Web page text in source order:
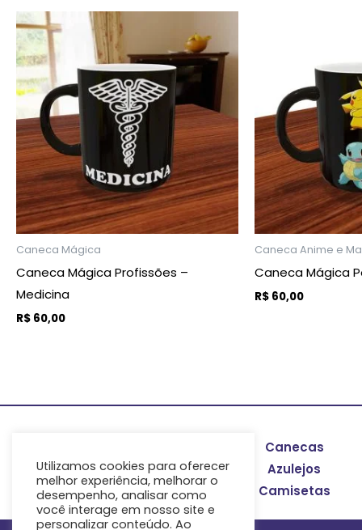
Caneca Mágica
Caneca Mágica Profissões –
Medicina
R$ 60,00
Caneca Anime e
Caneca Mágica
R$ 60,00
Canecas
Azulejos
Camisetas
Utilizamos cookies para oferecer
melhor experiência, melhorar o
desempenho, analisar como
você interage em nosso site e
personalizar conteúdo. Ao